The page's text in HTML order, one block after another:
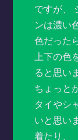
ですが、
ンは濃い
色だった
上下の色
ると思い
ちょっと
タイやシ
いと思い
着たり、